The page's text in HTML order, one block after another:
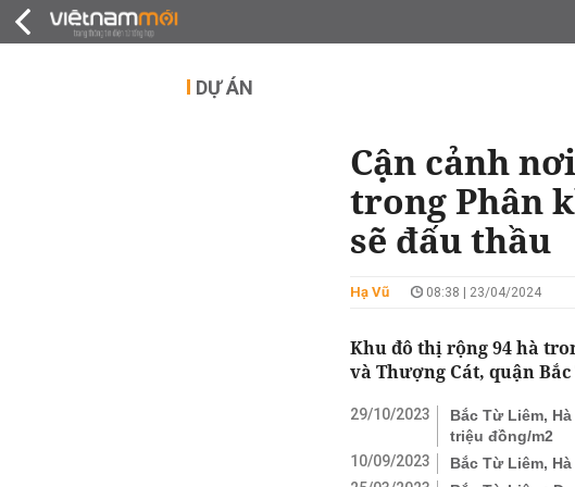
DỰ ÁN
Cận cảnh
trong Phân
sẽ đấu thầu
Hạ Vũ 08:38 | 23/04/2024
Khu đô thị rộng 94 hà
và Thượng Cát, quận
29/10/2023
Bắc Từ Liêm,
triệu đồng/m2
10/09/2023
Bắc Từ Liêm,